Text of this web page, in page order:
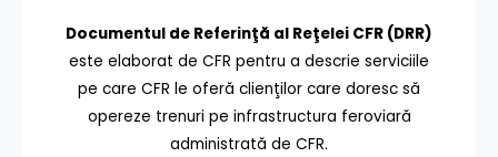
Documentul de Referinţă al Reţelei CFR (DRR)
este elaborat de CFR pentru a descrie serviciile
pe care CFR le oferă clienţilor care doresc să
opereze trenuri pe infrastructura feroviară
administrată de CFR.